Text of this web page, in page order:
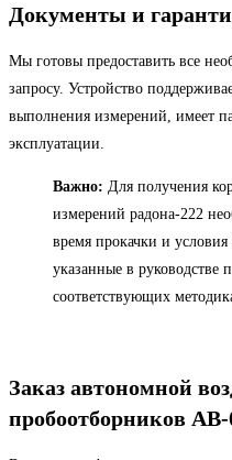
Документы и
Мы готовы предоставить все
запросу. Устройство
выполнения измерений, имеет
эксплуатации.
Важно: Для получения
измерений радона-222
время прокачки и
указанные в руководстве
соответствующих
Заказ автономной
пробоотборников